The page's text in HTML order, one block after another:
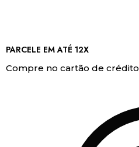
PARCELE EM ATÉ 12X
Compre no cartão de crédito